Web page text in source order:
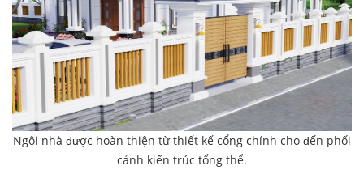
Ngôi nhà được hoàn thiện từ thiết kế cổng chính cho đến phối
cảnh kiến trúc tổng thể.